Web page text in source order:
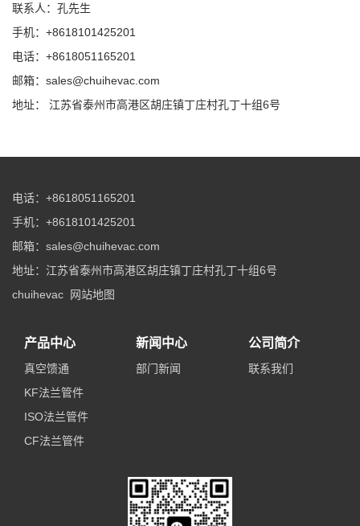
联系人：孔先生
手机：+8618101425201
电话：+8618051165201
邮箱：sales@chuihevac.com
地址： 江苏省泰州市高港区胡庄镇丁庄村孔丁十组6号
电话：+8618051165201
手机：+8618101425201
邮箱：sales@chuihevac.com
地址：江苏省泰州市高港区胡庄镇丁庄村孔丁十组6号
chuihevac
网站地图
产品中心
真空馈通
KF法兰管件
ISO法兰管件
CF法兰管件
新闻中心
部门新闻
公司简介
联系我们